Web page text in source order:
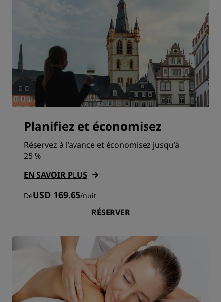
Planifiez et économisez
Réservez à l’avance et économisez jusqu’à
25 %
EN SAVOIR PLUS
DeUSD 169.65/nuit
RÉSERVER